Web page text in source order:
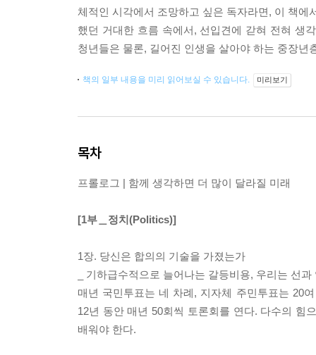
체적인 시각에서 조망하고 싶은 독자라면, 이 책
했던 거대한 흐름 속에서, 선입견에 갇혀 전혀 생
청년들은 물론, 길어진 인생을 살아야 하는 중장년
책의 일부 내용을 미리 읽어보실 수 있습니다. 미리보기
목차
프롤로그 | 함께 생각하면 더 많이 달라질 미래
[1부＿정치(Politics)]
1장. 당신은 합의의 기술을 가졌는가
_ 기하급수적으로 늘어나는 갈등비용, 우리는 선
매년 국민투표는 네 차례, 지자체 주민투표는 20
12년 동안 매년 50회씩 토론회를 연다. 다수의 힘
배워야 한다.